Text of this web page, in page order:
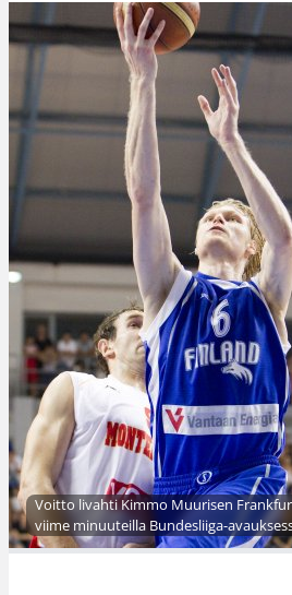
Voitto livahti Kimmo Muurisen
viime minuuteilla Bundesliiga-